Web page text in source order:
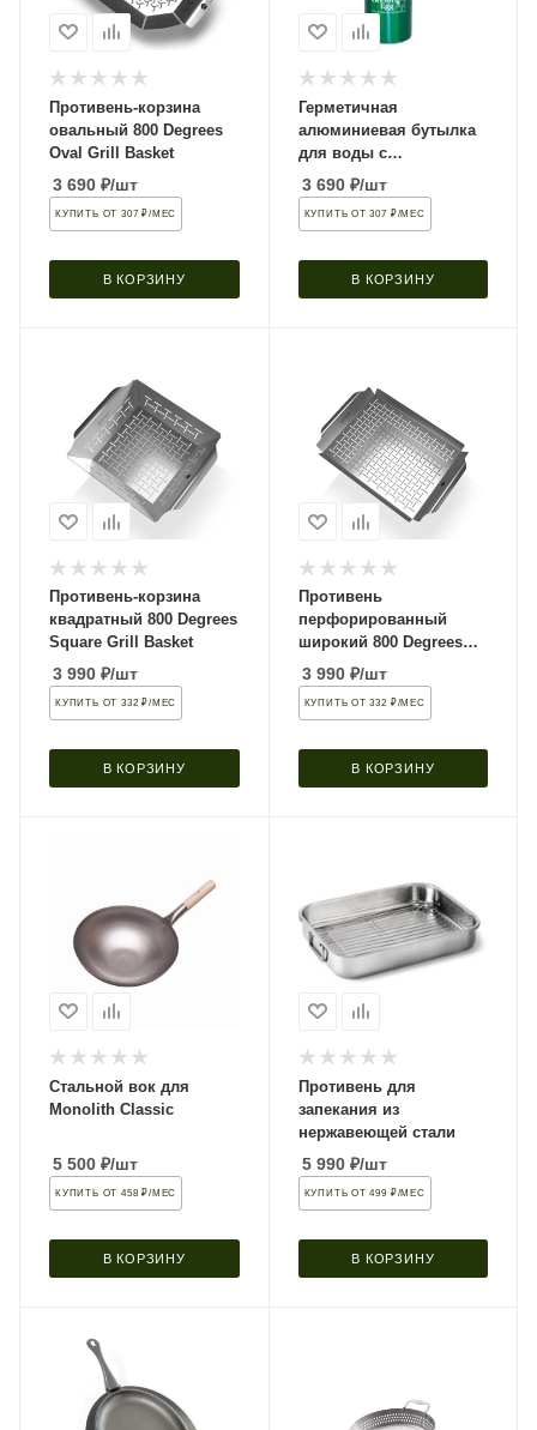
Противень-корзина
овальный 800 Degrees
Oval Grill Basket
3 690 ₽/шт
КУПИТЬ ОТ 307 ₽/МЕС
В КОРЗИНУ
Герметичная
алюминиевая бутылка
для воды с
нескользящей ручкой
0.7л.
3 690₽/шт
КУПИТЬ ОТ 307 ₽/МЕС
В КОРЗИНУ
Противень-корзина
квадратный 800 Degrees
Square Grill Basket
3 990 ₽/шт
КУПИТЬ ОТ 332 ₽/МЕС
В КОРЗИНУ
Противень
перфорированный
широкий 800 Degrees
Wide Grill Pan
3 990₽/шт
КУПИТЬ ОТ 332 ₽/МЕС
В КОРЗИНУ
Стальной вок для
Monolith Classic
5 500 ₽/шт
КУПИТЬ ОТ 458 ₽/МЕС
В КОРЗИНУ
Противень для
запекания из
нержавеющей стали
5 990₽/шт
КУПИТЬ ОТ 499 ₽/МЕС
В КОРЗИНУ